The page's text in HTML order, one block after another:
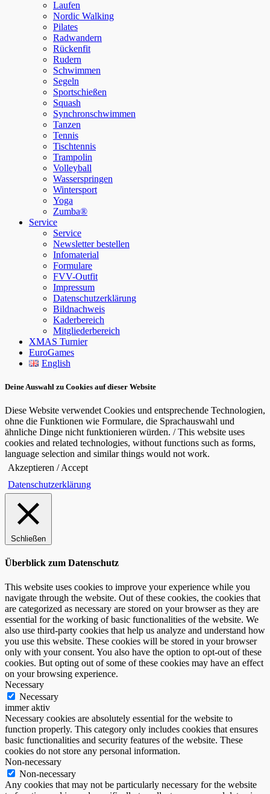
Laufen
Nordic Walking
Pilates
Radwandern
Rückenfit
Rudern
Schwimmen
Segeln
Sportschießen
Squash
Synchronschwimmen
Tanzen
Tennis
Tischtennis
Trampolin
Volleyball
Wasserspringen
Wintersport
Yoga
Zumba®
Service
Service
Newsletter bestellen
Infomaterial
Formulare
FVV-Outfit
Impressum
Datenschutzerklärung
Bildnachweis
Kaderbereich
Mitgliederbereich
XMAS Turnier
EuroGames
English
Deine Auswahl zu Cookies auf dieser Website
Diese Website verwendet Cookies und entsprechende Technologien,
ohne die Funktionen wie Formulare, die Sprachauswahl und
ähnliche Dinge nicht funktionieren würden. / This website uses
cookies and related technologies, without functions such as forms,
language selection and similar things would not work.
Akzeptieren / Accept
Datenschutzerklärung
Schließen
Überblick zum Datenschutz
This website uses cookies to improve your experience while you
navigate through the website. Out of these cookies, the cookies that
are categorized as necessary are stored on your browser as they are
essential for the working of basic functionalities of the website. We
also use third-party cookies that help us analyze and understand how
you use this website. These cookies will be stored in your browser
only with your consent. You also have the option to opt-out of these
cookies. But opting out of some of these cookies may have an effect
on your browsing experience.
Necessary
Necessary
immer aktiv
Necessary cookies are absolutely essential for the website to
function properly. This category only includes cookies that ensures
basic functionalities and security features of the website. These
cookies do not store any personal information.
Non-necessary
Non-necessary
Any cookies that may not be particularly necessary for the website